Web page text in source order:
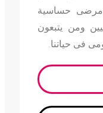
مرضى حساسية
ومن يتبعون
فى حياتنا.